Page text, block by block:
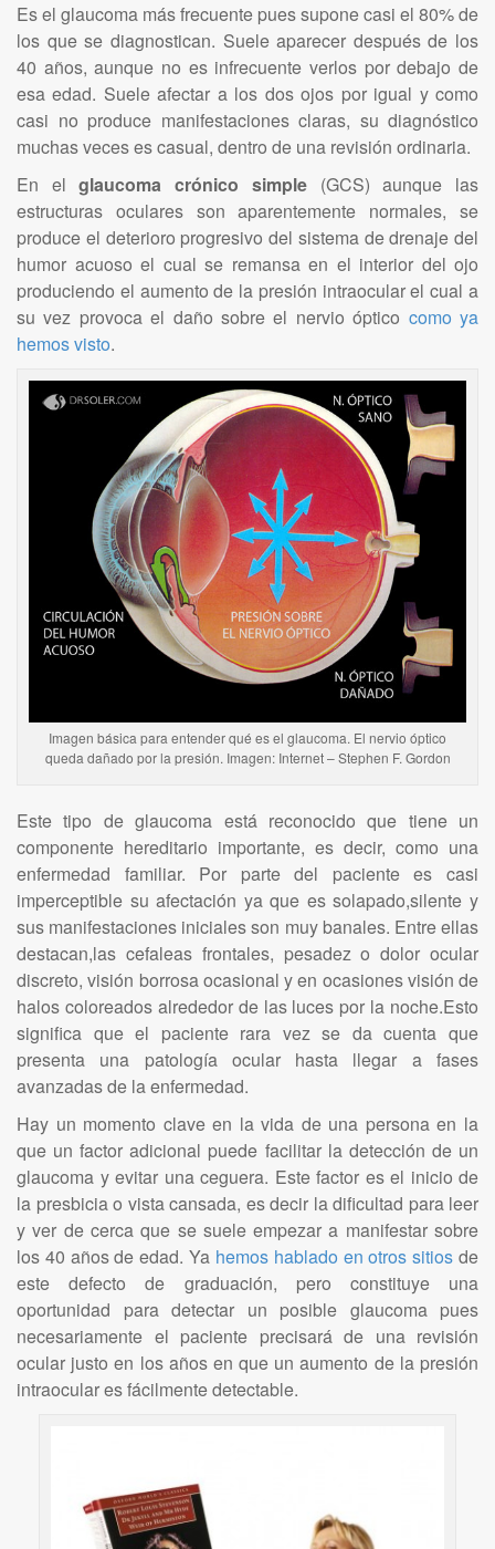
Es el glaucoma más frecuente pues supone casi el 80% de
los que se diagnostican. Suele aparecer después de los
40 años, aunque no es infrecuente verlos por debajo de
esa edad. Suele afectar a los dos ojos por igual y como
casi no produce manifestaciones claras, su diagnóstico
muchas veces es casual, dentro de una revisión ordinaria.
En elglaucoma crónico simple(GCS) aunque las
estructuras oculares son aparentemente normales, se
produce el deterioro progresivo del sistema de drenaje del
humor acuoso el cual se remansa en el interior del ojo
produciendo el aumento de la presión intraocular el cual a
su vez provoca el daño sobre el nervio óptico como ya
hemos visto.
Imagen básica para entender qué es el glaucoma. El nervio óptico
queda dañado por la presión. Imagen: Internet – Stephen F. Gordon
Este tipo de glaucoma está reconocido que tiene un
componente hereditario importante, es decir, como una
enfermedad familiar. Por parte del paciente es casi
imperceptible su afectación ya que es solapado,silente y
sus manifestaciones iniciales son muy banales. Entre ellas
destacan,las cefaleas frontales, pesadez o dolor ocular
discreto, visión borrosa ocasional y en ocasiones visión de
halos coloreados alrededor de las luces por la noche.Esto
significa que el paciente rara vez se da cuenta que
presenta una patología ocular hasta llegar a fases
avanzadas de la enfermedad.
Hay un momento clave en la vida de una persona en la
que un factor adicional puede facilitar la detección de un
glaucoma y evitar una ceguera. Este factor es el inicio de
la presbicia o vista cansada, es decir la dificultad para leer
y ver de cerca que se suele empezar a manifestar sobre
los 40 años de edad. Ya hemos hablado en otros sitios de
este defecto de graduación, pero constituye una
oportunidad para detectar un posible glaucoma pues
necesariamente el paciente precisará de una revisión
ocular justo en los años en que un aumento de la presión
intraocular es fácilmente detectable.